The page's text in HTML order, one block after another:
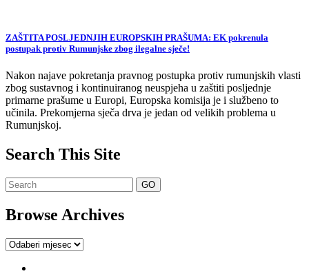
ZAŠTITA POSLJEDNJIH EUROPSKIH PRAŠUMA: EK pokrenula
postupak protiv Rumunjske zbog ilegalne sječe!
Nakon najave pokretanja pravnog postupka protiv rumunjskih vlasti
zbog sustavnog i kontinuiranog neuspjeha u zaštiti posljednje
primarne prašume u Europi, Europska komisija je i službeno to
učinila. Prekomjerna sječa drva je jedan od velikih problema u
Rumunjskoj.
Search This Site
Browse Archives
Browse